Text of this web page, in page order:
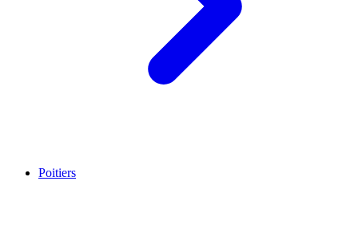
Poitiers